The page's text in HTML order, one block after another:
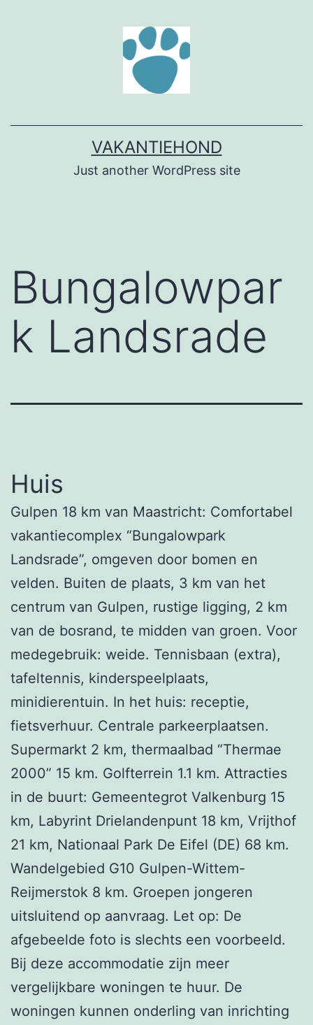
VAKANTIEHOND
Just another WordPress site
Bungalowpar
k Landsrade
Huis
Gulpen 18 km van Maastricht: Comfortabel
vakantiecomplex “Bungalowpark
Landsrade”, omgeven door bomen en
velden. Buiten de plaats, 3 km van het
centrum van Gulpen, rustige ligging, 2 km
van de bosrand, te midden van groen. Voor
medegebruik: weide. Tennisbaan (extra),
tafeltennis, kinderspeelplaats,
minidierentuin. In het huis: receptie,
fietsverhuur. Centrale parkeerplaatsen.
Supermarkt 2 km, thermaalbad “Thermae
2000” 15 km. Golfterrein 1.1 km. Attracties
in de buurt: Gemeentegrot Valkenburg 15
km, Labyrint Drielandenpunt 18 km, Vrijthof
21 km, Nationaal Park De Eifel (DE) 68 km.
Wandelgebied G10 Gulpen-Wittem-
Reijmerstok 8 km. Groepen jongeren
uitsluitend op aanvraag. Let op: De
afgebeelde foto is slechts een voorbeeld.
Bij deze accommodatie zijn meer
vergelijkbare woningen te huur. De
woningen kunnen onderling van inrichting